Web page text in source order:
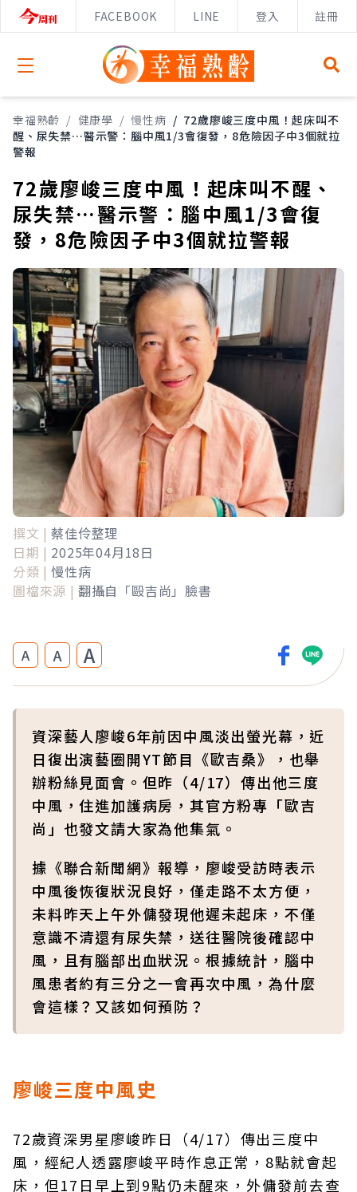
FACEBOOK LINE 登入 註冊
Open menu
幸福熟齡 / 健康學 / 慢性病 / 72歲廖峻三度中風！起床叫不
醒、尿失禁…醫示警：腦中風1/3會復發，8危險因子中3個就拉
警報
72歲廖峻三度中風！起床叫不醒、
尿失禁…醫示警：腦中風1/3會復
發，8危險因子中3個就拉警報
撰文 | 蔡佳伶整理
日期 | 2025年04月18日
分類 | 慢性病
圖檔來源 | 翻攝自「毆吉尚」臉書
A A A
資深藝人廖峻6年前因中風淡出螢光幕，近
日復出演藝圈開YT節目《歐吉桑》，也舉
辦粉絲見面會。但昨（4/17）傳出他三度
中風，住進加護病房，其官方粉專「歐吉
尚」也發文請大家為他集氣。
據《聯合新聞網》報導，廖峻受訪時表示
中風後恢復狀況良好，僅走路不太方便，
未料昨天上午外傭發現他遲未起床，不僅
意識不清還有尿失禁，送往醫院後確認中
風，且有腦部出血狀況。根據統計，腦中
風患者約有三分之一會再次中風，為什麼
會這樣？又該如何預防？
廖峻三度中風史
72歲資深男星廖峻昨日（4/17）傳出三度中
風，經紀人透露廖峻平時作息正常，8點就會起
床，但17日早上到9點仍未醒來，外傭發前去查